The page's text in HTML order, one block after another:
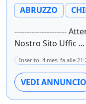
ABRUZZO
---------------------
Nostro Sito Uffic ...
Inserito: 4 mesi fa alle
VEDI ANNUNCIO